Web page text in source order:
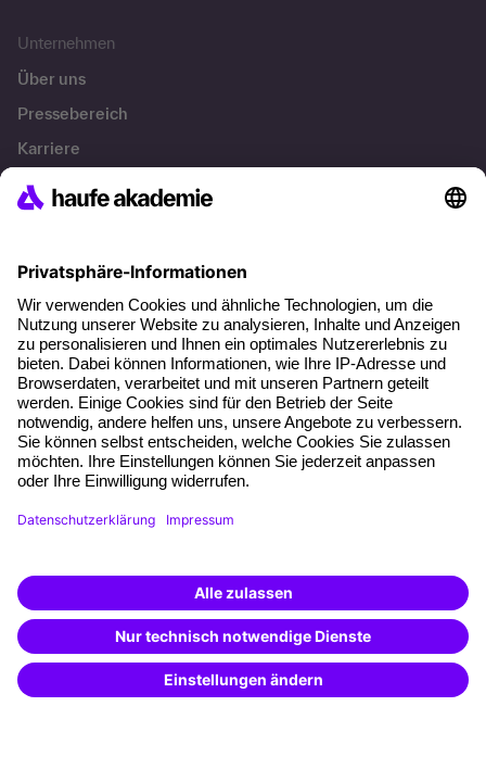
Unternehmen
Über uns
Pressebereich
Karriere
Referenzen
Über unser Angebot
Planungssicherheit
Freie Seminarplätze
Qualitätsstandards
Planung und Locations
Fördermöglichkeiten
Weiterbildungs-App
Besondere Angebote
Potenzialanalyse
Transfercoaching
Weiterbildung finden -
mit KI-Power!
Beschreibe was du suchst und erhalte
passende Weiterbildungen vomKI-Berater
– schnell und treffsicher.